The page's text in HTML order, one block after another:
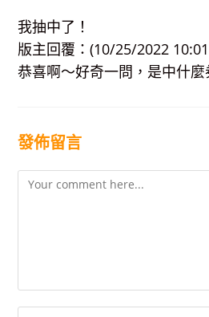
我抽中了！
版主回覆：(10/25/2022
恭喜啊～好奇一問，是中什麼
發佈留言
Comment